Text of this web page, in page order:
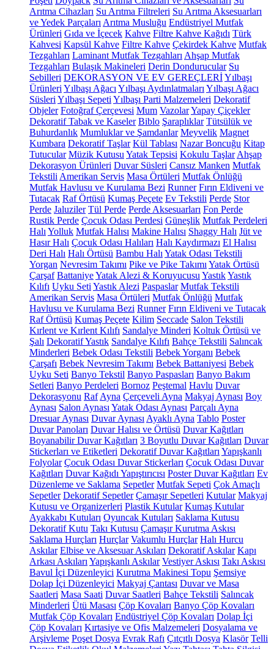
Arıtma Cihazları Su Arıtma Filtreleri Su Arıtma Aksesuarları
ve Yedek Parçaları Arıtma Musluğu Endüstriyel Mutfak
Ürünleri Gıda ve İçecek Kahve Filtre Kahve Kağıdı Türk
Kahvesi Kapsül Kahve Filtre Kahve Çekirdek Kahve Mutfak
Tezgahları Laminant Mutfak Tezgahları Ahşap Mutfak
Tezgahları Bulaşık Makineleri Derin Dondurucular Su
Sebilleri DEKORASYON VE EV GEREÇLERİYılbaşı
Ürünleri Yılbaşı Ağacı Yılbaşı Aydınlatmaları Yılbaşı Ağacı
Süsleri Yılbaşı Sepeti Yılbaşı Parti Malzemeleri Dekoratif
Objeler Fotoğraf Çerçevesi Mum VazolarYapay Çiçekler
Dekoratif Tabak ve Kaseler Biblo Şaraplıklar Tütsülük ve
Buhurdanlık Mumluklar ve Şamdanlar Meyvelik Magnet
Kumbara Dekoratif Taşlar Kül Tablası Nazar Boncuğu Kitap
Tutucular Müzik Kutusu Yatak Tepsisi Kokulu Taşlar Ahşap
Dekorasyon Ürünleri Duvar Süsleri Cansız Manken Mutfak
Tekstili Amerikan Servis Masa Örtüleri Mutfak Önlüğü
Mutfak Havlusu ve Kurulama Bezi Runner Fırın Eldiveni ve
Tutacak Raf Örtüsü Kumaş Peçete Ev Tekstili Perde Stor
Perde Jaluziler Tül Perde Perde Aksesuarları Fon Perde
Rustik Perde Çocuk Odası Perdesi Güneşlik Mutfak Perdeleri
Halı Yolluk Mutfak Halısı Makine Halısı Shaggy Halı Jüt ve
Hasır Halı Çocuk Odası Halıları Halı Kaydırmazı El Halısı
Deri Halı Halı Örtüsü Bambu Halı Yatak Odası Tekstili
Yorgan Nevresim Takımı Pike ve Pike Takımı Yatak Örtüsü
Çarşaf BattaniyeYatak Alezi & Koruyucusu YastıkYastık
Kılıfı Uyku Seti Yastık Alezi Paspaslar Mutfak Tekstili
Amerikan Servis Masa Örtüleri Mutfak Önlüğü Mutfak
Havlusu ve Kurulama Bezi Runner Fırın Eldiveni ve Tutacak
Raf Örtüsü Kumaş Peçete Kilim Seccade Salon Tekstili
Kırlent ve Kırlent Kılıfı Sandalye Minderi Koltuk Örtüsü ve
Şalı Dekoratif Yastık Sandalye Kılıfı Bahçe Tekstili Salıncak
Minderleri Bebek Odası Tekstili Bebek Yorganı Bebek
Çarşafı Bebek Nevresim Takımı Bebek Battaniyesi Bebek
Uyku Seti Banyo Tekstil Banyo Paspasları Banyo Bakım
Setleri Banyo Perdeleri Bornoz Peştemal Havlu Duvar
Dekorasyonu Raf Ayna Çerçeveli Ayna Makyaj Aynası Boy
Aynası Salon Aynası Yatak Odası Aynası Parçalı Ayna
Dresuar Aynası Duvar Aynası Ayaklı Ayna Tablo Poster
Duvar Panoları Duvar Halısı ve Örtüsü Duvar Kağıtları
Boyanabilir Duvar Kağıtları 3 Boyutlu Duvar Kağıtları Duvar
Stickerları ve Etiketleri Dekoratif Duvar Kağıtları Yapışkanlı
Folyolar Çocuk Odası Duvar Stickerları Çocuk Odası Duvar
Kağıtları Duvar Kağıdı Yapıştırıcısı Poster Duvar Kağıtları Ev
Düzenleme ve Saklama Sepetler Mutfak Sepeti Çok Amaçlı
Sepetler Dekoratif Sepetler Çamaşır Sepetleri Kutular Makyaj
Kutusu ve Organizerleri Plastik Kutular Kumaş Kutular
Ayakkabı Kutuları Oyuncak Kutuları Saklama Kutusu
Dekoratif Kutu Takı Kutusu Çamaşır Kurutma Askısı
Saklama Hurçları Hurçlar Vakumlu Hurçlar Halı Hurcu
Askılar Elbise ve Aksesuar Askıları Dekoratif Askılar Kapı
Arkası Askıları Yapışkanlı Askılar Vestiyer Askısı Takı Askısı
Bavul İçi Düzenleyici Kurutma Makinesi Topu Şemsiye
Dolap İçi Düzenleyici Makyaj Çantası Duvar ve Masa
Saatleri Masa Saati Duvar Saatleri Bahçe Tekstili Salıncak
Minderleri Ütü Masası Çöp Kovaları Banyo Çöp Kovaları
Mutfak Çöp Kovaları Endüstriyel Çöp Kovaları Dolap İçi
Çöp Kovaları Kırtasiye ve Ofis Malzemeleri Dosyalama ve
Arşivleme Poşet Dosya Evrak Rafı Çıtçıtlı Dosya Klasör Telli